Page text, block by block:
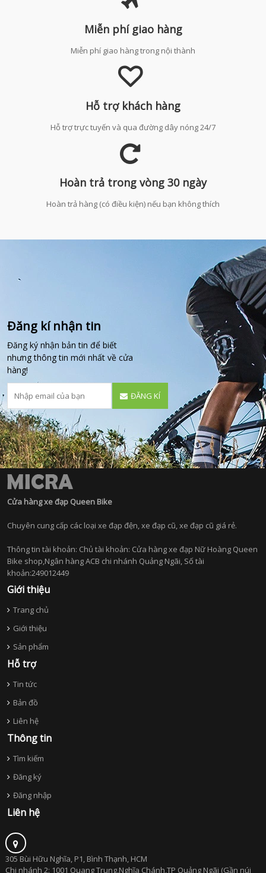
Miễn phí giao hàng
Miễn phí giao hàng trong nội thành
Hỗ trợ khách hàng
Hỗ trợ trực tuyến và qua đường dây nóng 24/7
Hoàn trả trong vòng 30 ngày
Hoàn trả hàng (có điều kiện) nếu bạn không thích
Đăng kí nhận tin
Đăng ký nhận bản tin để biết
nhưng thông tin mới nhất về cửa
hàng!
ĐĂNG KÍ
Cửa hàng xe đạp Queen Bike
Chuyên cung cấp các loại xe đạp đện, xe đạp cũ, xe đạp cũ giá rẻ.
Thông tin tài khoản: Chủ tài khoản: Cửa hàng xe đạp Nữ Hoàng Queen
Bike shop,Ngân hàng ACB chi nhánh Quảng Ngãi, Số tài
khoản:249012449
Giới thiệu
Trang chủ
Giới thiệu
Sản phẩm
Hỗ trợ
Tin tức
Bản đồ
Liên hệ
Thông tin
Tìm kiếm
Đăng ký
Đăng nhập
Liên hệ
305 Bùi Hữu Nghĩa, P1, Bình Thạnh, HCM
Chi nhánh 2: 1001 Quang Trung,Nghĩa Chánh,TP Quảng Ngãi (Gần núi